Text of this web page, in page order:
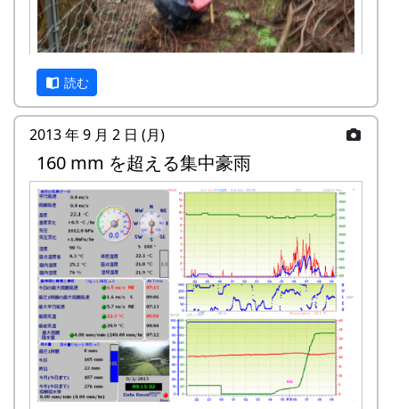
対象：小学生以上のお子様
実施場所 ：兵庫県多可郡町加美区岩座神
実施期間：平成 25年7月27日(土)～28日(日)
参加費：5,000 円/人
食費、宿泊費、傷害保険代込み
宿泊：1泊（クラインガルテンロッジ）
食事：3食（初日昼食は弁当をご用意くださ
い）
集合場所：現地集合（岩座神公会堂）
集合時間：11：00
プログラム内容
そば打ち
岩座神自然さんさくゲーム
棚田コンサート ～INAKA音楽隊をけっせ
いしよう～
実施主体：岩座神まちづくり協議会
企画運営 ：兵庫県立大学環境人間部 ＩＮＡ
ＫＡ 応縁隊（ 学生グループ ）
協力：兵庫県企画県民部地域再生課
穴を補修する (2013-09-01 08:21:48)
雨 (2013-09-01 09:24:57)
読む
2013 年 9 月 2 日 (月)
160 mm を超える集中豪雨